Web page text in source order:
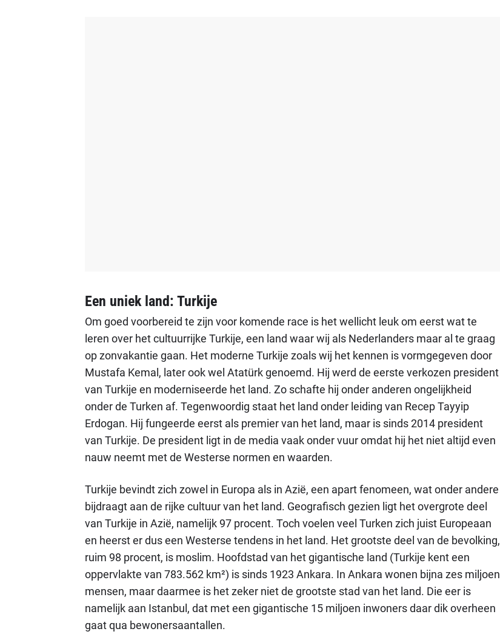
Een uniek land: Turkije
Om goed voorbereid te zijn voor komende race is het wellicht leuk om eerst wat te
leren over het cultuurrijke Turkije, een land waar wij als Nederlanders maar al te graag
op zonvakantie gaan. Het moderne Turkije zoals wij het kennen is vormgegeven door
Mustafa Kemal, later ook wel Atatürk genoemd. Hij werd de eerste verkozen president
van Turkije en moderniseerde het land. Zo schafte hij onder anderen ongelijkheid
onder de Turken af. Tegenwoordig staat het land onder leiding van Recep Tayyip
Erdogan. Hij fungeerde eerst als premier van het land, maar is sinds 2014 president
van Turkije. De president ligt in de media vaak onder vuur omdat hij het niet altijd even
nauw neemt met de Westerse normen en waarden.
Turkije bevindt zich zowel in Europa als in Azië, een apart fenomeen, wat onder andere
bijdraagt aan de rijke cultuur van het land. Geografisch gezien ligt het overgrote deel
van Turkije in Azië, namelijk 97 procent. Toch voelen veel Turken zich juist Europeaan
en heerst er dus een Westerse tendens in het land. Het grootste deel van de bevolking,
ruim 98 procent, is moslim. Hoofdstad van het gigantische land (Turkije kent een
oppervlakte van 783.562 km²) is sinds 1923 Ankara. In Ankara wonen bijna zes miljoen
mensen, maar daarmee is het zeker niet de grootste stad van het land. Die eer is
namelijk aan Istanbul, dat met een gigantische 15 miljoen inwoners daar dik overheen
gaat qua bewonersaantallen.